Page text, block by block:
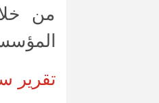
من
تقرير سند